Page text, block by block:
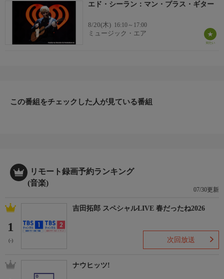
エド・シーラン：マン・プラス・ギター
8/20(木) 16:10～17:00
ミュージック・エア
この番組をチェックした人が見ている番組
リモート録画予約ランキング
(音楽)
07/30更新
1
(-)
吉田拓郎 スペシャルLIVE 春だったね2026
次回放送
ナウヒッツ!